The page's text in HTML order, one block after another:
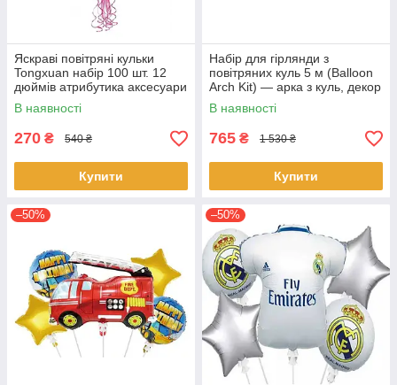
Яскраві повітряні кульки
Tongxuan набір 100 шт. 12
дюймів атрибутика аксесуари
для свята Яскраво-рожевий
В наявності
270 ₴ 540 ₴
Купити
Набір для гірлянди з
повітряних куль 5 м (Balloon
Arch Kit) — арка з куль, декор
для фотозони, дня
народження, весілля
В наявності
765 ₴ 1 530 ₴
Купити
–50% –50%